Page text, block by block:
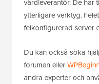
värdleverantör. De har
ytterligare verktyg.
felkonfigurerad server
Du kan också söka
forumen eller
andra experter och